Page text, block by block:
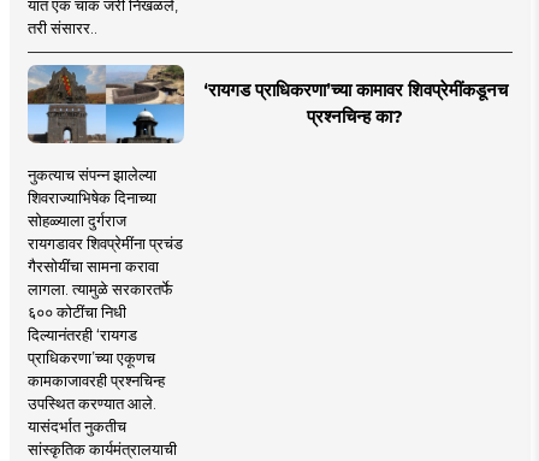
यात एक चाक जरी निखळले,
तरी संसारर..
‘रायगड प्राधिकरणा’च्या कामावर शिवप्रेमींकडूनच
प्रश्नचिन्ह का?
नुकत्याच संपन्न झालेल्या
शिवराज्याभिषेक दिनाच्या
सोहळ्याला दुर्गराज
रायगडावर शिवप्रेमींना प्रचंड
गैरसोयींचा सामना करावा
लागला. त्यामुळे सरकारतर्फे
६०० कोटींचा निधी
दिल्यानंतरही ‘रायगड
प्राधिकरणा’च्या एकूणच
कामकाजावरही प्रश्नचिन्ह
उपस्थित करण्यात आले.
यासंदर्भात नुकतीच
सांस्कृतिक कार्यमंत्रालयाची